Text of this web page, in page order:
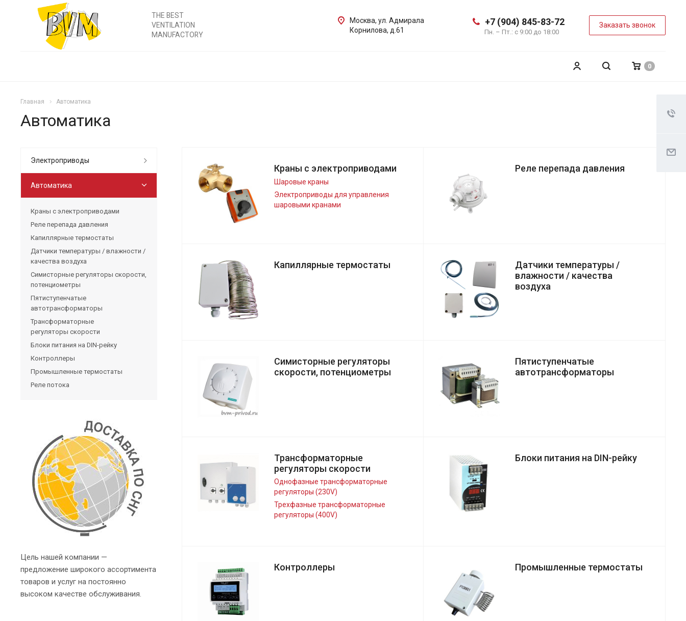
THE BEST
VENTILATION
MANUFACTORY
+7 (904) 845-83-72
Пн. – Пт.: с 9:00 до 18:00
Заказать звонок
Москва, ул. Адмирала
Корнилова, д.61
0
Главная Автоматика
Автоматика
Краны с электроприводами
Шаровые краны
Электроприводы для управления
шаровыми кранами
Реле перепада давления
Капиллярные термостаты
Датчики температуры /
влажности / качества
воздуха
Симисторные регуляторы
скорости, потенциометры
Пятиступенчатые
автотрансформаторы
Трансформаторные
регуляторы скорости
Однофазные трансформаторные
регуляторы (230V)
Трехфазные трансформаторные
регуляторы (400V)
Блоки питания на DIN-рейку
Контроллеры Промышленные термостаты
Электроприводы
Автоматика
Краны с электроприводами
Реле перепада давления
Капиллярные термостаты
Датчики температуры / влажности /
качества воздуха
Симисторные регуляторы скорости,
потенциометры
Пятиступенчатые
автотрансформаторы
Трансформаторные
регуляторы скорости
Блоки питания на DIN-рейку
Контроллеры
Промышленные термостаты
Реле потока
Цель нашей компании —
предложение широкого ассортимента
товаров и услуг на постоянно
высоком качестве обслуживания.